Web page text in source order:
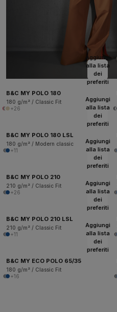
Aggiungi
alla lista
dei
preferiti
B&C MY POLO 180
180 g/m² / Classic Fit
+26
Aggiungi
alla lista
dei
preferiti
B&C MY POLO 180 LSL
180 g/m² / Modern classic
+11
Aggiungi
alla lista
dei
preferiti
B&C MY POLO 210
210 g/m² / Classic Fit
+26
Aggiungi
alla lista
dei
preferiti
B&C MY POLO 210 LSL
210 g/m² / Classic Fit
+11
Aggiungi
alla lista
dei
preferiti
B&C MY ECO POLO 65/35
180 g/m² / Classic Fit
+16